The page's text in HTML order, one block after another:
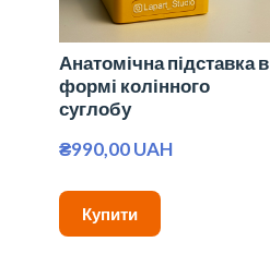
Анатомічна підставка в
формі колінного
суглобу
₴990,00 UAH
Купити